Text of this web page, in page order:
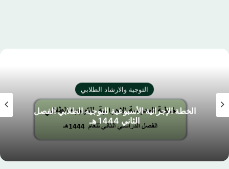
التوجية والارشاد الطلابي
الخطة الإجرائية الأسبوعية للتوجيه الطلابي الفصل
الثاني 1444 هـ